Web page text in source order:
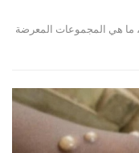
ما هي المجموعات المعرضة